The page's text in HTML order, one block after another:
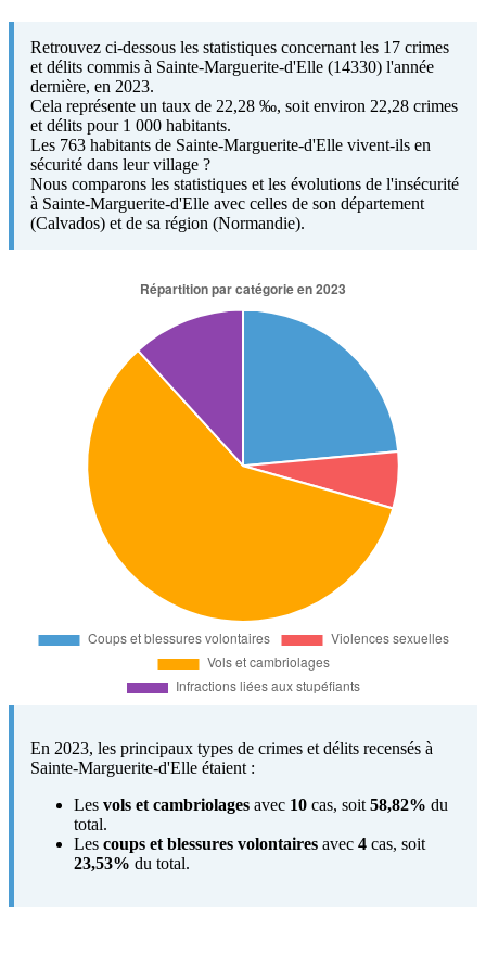
Retrouvez ci-dessous les statistiques concernant les 17 crimes
et délits commis à Sainte-Marguerite-d'Elle (14330) l'année
dernière, en 2023.
Cela représente un taux de 22,28 ‰, soit environ 22,28 crimes
et délits pour 1 000 habitants.
Les 763 habitants de Sainte-Marguerite-d'Elle vivent-ils en
sécurité dans leur village ?
Nous comparons les statistiques et les évolutions de l'insécurité
à Sainte-Marguerite-d'Elle avec celles de son département
(Calvados) et de sa région (Normandie).
En 2023, les principaux types de crimes et délits recensés à
Sainte-Marguerite-d'Elle étaient :
Les vols et cambriolages avec 10 cas, soit 58,82% du
total.
Les coups et blessures volontaires avec 4 cas, soit
23,53% du total.